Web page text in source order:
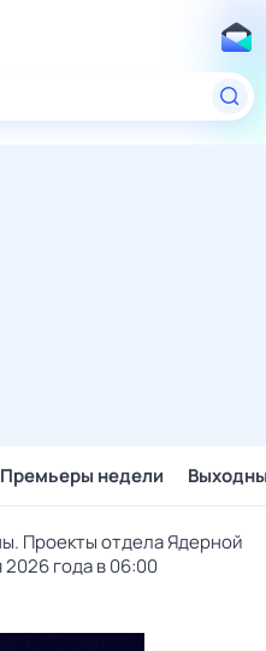
Премьеры недели
Проекты отдела Ядерной
года в 06:00